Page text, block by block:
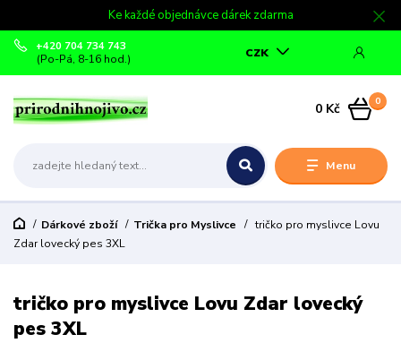
Ke každé objednávce dárek zdarma
Menu
CZK
+420 704 734 743
(Po-Pá, 8-16 hod.)
0
0 Kč
Dárkové zboží Trička pro Myslivce
tričko pro myslivce Lovu
Zdar lovecký pes 3XL
tričko pro myslivce Lovu Zdar lovecký
pes 3XL